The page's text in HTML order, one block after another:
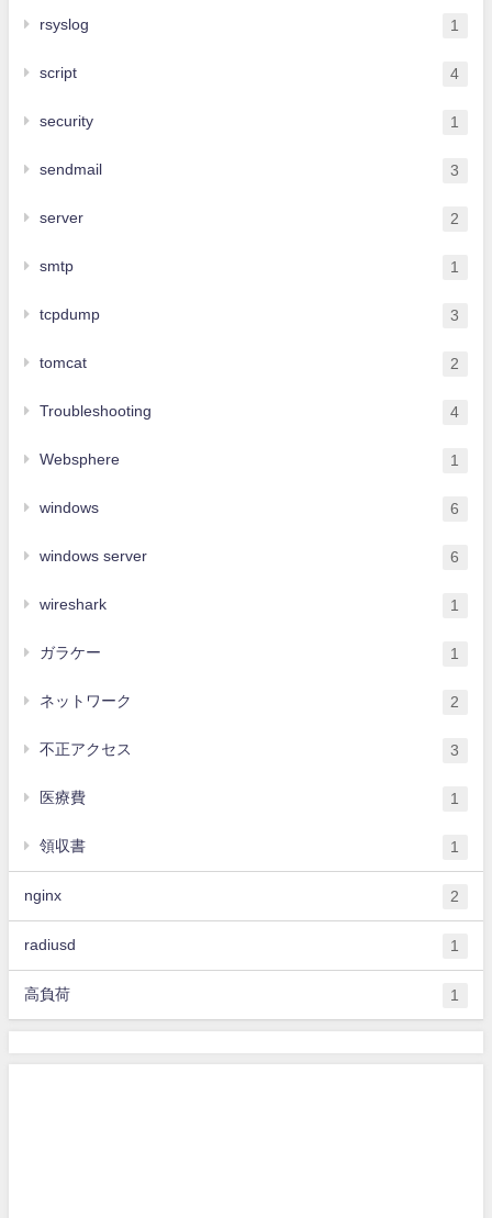
rsyslog 1
script 4
security 1
sendmail 3
server 2
smtp 1
tcpdump 3
tomcat 2
Troubleshooting 4
Websphere 1
windows 6
windows server 6
wireshark 1
ガラケー 1
ネットワーク 2
不正アクセス 3
医療費 1
領収書 1
nginx 2
radiusd 1
高負荷 1